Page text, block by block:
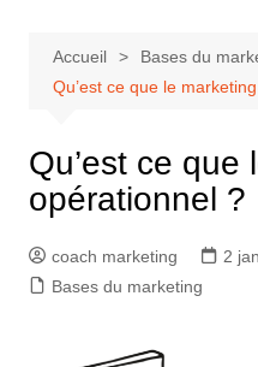
Accueil
Bases du
Qu’est ce que le
Qu’est ce que
opérationnel ?
coach marketing 2
Bases du marketing